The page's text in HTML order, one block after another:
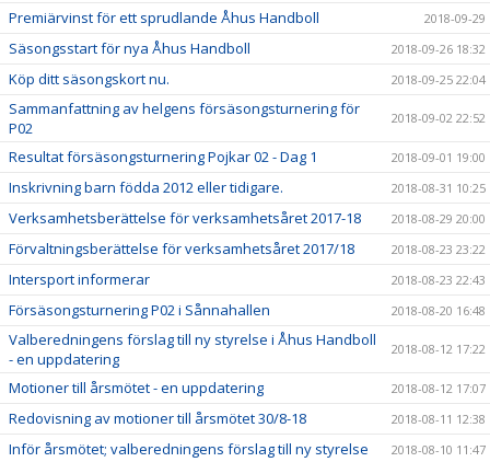
Premiärvinst för ett sprudlande Åhus Handboll 2018-09-29
Säsongsstart för nya Åhus Handboll 2018-09-26 18:32
Köp ditt säsongskort nu. 2018-09-25 22:04
Sammanfattning av helgens försäsongsturnering för
P02
2018-09-02 22:52
Resultat försäsongsturnering Pojkar 02 - Dag 1 2018-09-01 19:00
Inskrivning barn födda 2012 eller tidigare. 2018-08-31 10:25
Verksamhetsberättelse för verksamhetsåret 2017-18 2018-08-29 20:00
Förvaltningsberättelse för verksamhetsåret 2017/18 2018-08-23 23:22
Intersport informerar 2018-08-23 22:43
Försäsongsturnering P02 i Sånnahallen 2018-08-20 16:48
Valberedningens förslag till ny styrelse i Åhus Handboll
- en uppdatering
2018-08-12 17:22
Motioner till årsmötet - en uppdatering 2018-08-12 17:07
Redovisning av motioner till årsmötet 30/8-18 2018-08-11 12:38
Inför årsmötet; valberedningens förslag till ny styrelse 2018-08-10 11:47